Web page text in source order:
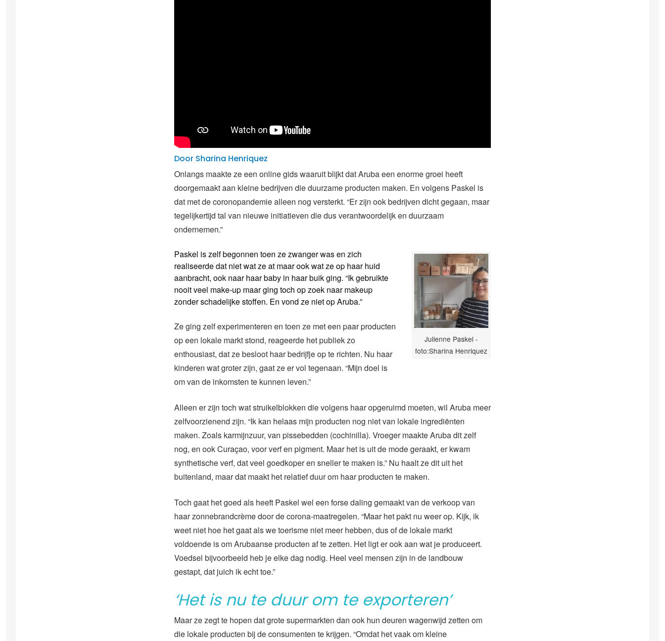
Door Sharina Henriquez
Onlangs maakte ze een online gids waaruit blijkt dat Aruba een enorme groei heeft
doorgemaakt aan kleine bedrijven die duurzame producten maken. En volgens Paskel is
dat met de coronopandemie alleen nog versterkt. “Er zijn ook bedrijven dicht gegaan, maar
tegelijkertijd tal van nieuwe initiatieven die dus verantwoordelijk en duurzaam
ondernemen.”
Julienne Paskel -
foto:Sharina Henriquez
Paskel is zelf begonnen toen ze zwanger was en zich
realiseerde dat niet wat ze at maar ook wat ze op haar huid
aanbracht, ook naar haar baby in haar buik ging. “Ik gebruikte
nooit veel make-up maar ging toch op zoek naar makeup
zonder schadelijke stoffen. En vond ze niet op Aruba.”
Ze ging zelf experimenteren en toen ze met een paar producten
op een lokale markt stond, reageerde het publiek zo
enthousiast, dat ze besloot haar bedrijfje op te richten. Nu haar
kinderen wat groter zijn, gaat ze er vol tegenaan. “Mijn doel is
om van de inkomsten te kunnen leven.”
Alleen er zijn toch wat struikelblokken die volgens haar opgeruimd moeten, wil Aruba meer
zelfvoorzienend zijn. “Ik kan helaas mijn producten nog niet van lokale ingrediënten
maken. Zoals karmijnzuur, van pissebedden (cochinilla). Vroeger maakte Aruba dit zelf
nog, en ook Curaçao, voor verf en pigment. Maar het is uit de mode geraakt, er kwam
synthetische verf, dat veel goedkoper en sneller te maken is.” Nu haalt ze dit uit het
buitenland, maar dat maakt het relatief duur om haar producten te maken.
Toch gaat het goed als heeft Paskel wel een forse daling gemaakt van de verkoop van
haar zonnebrandcrème door de corona-maatregelen. “Maar het pakt nu weer op. Kijk, ik
weet niet hoe het gaat als we toerisme niet meer hebben, dus of de lokale markt
voldoende is om Arubaanse producten af te zetten. Het ligt er ook aan wat je produceert.
Voedsel bijvoorbeeld heb je elke dag nodig. Heel veel mensen zijn in de landbouw
gestapt, dat juich ik echt toe.”
‘Het is nu te duur om te exporteren’
Maar ze zegt te hopen dat grote supermarkten dan ook hun deuren wagenwijd zetten om
die lokale producten bij de consumenten te krijgen. “Omdat het vaak om kleine